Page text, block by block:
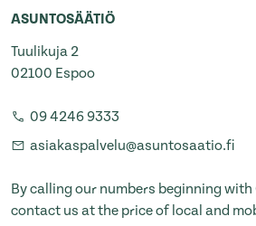
ASUNTOSÄÄTIÖ
Tuulikuja 2
02100 Espoo
09 4246 9333
asiakaspalvelu@asuntosaatio.fi
By calling our numbers beginning
contact us at the price of local and